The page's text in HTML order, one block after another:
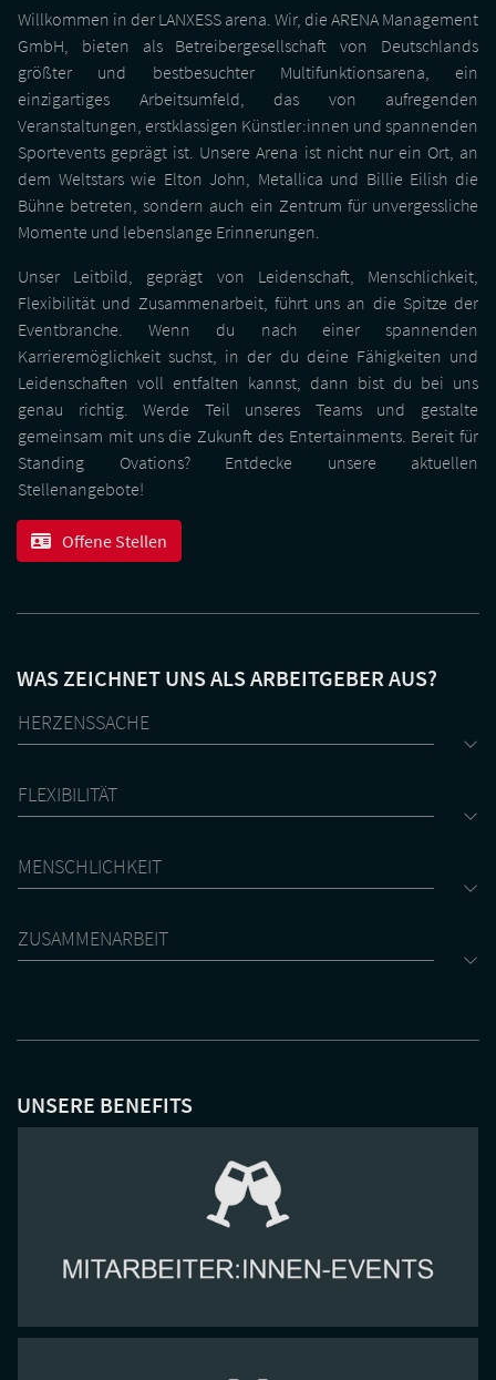
Willkommen in der LANXESS arena. Wir, die ARENA Management
GmbH, bieten als Betreibergesellschaft von Deutschlands
größter und bestbesuchter Multifunktionsarena, ein
einzigartiges Arbeitsumfeld, das von aufregenden
Veranstaltungen, erstklassigen Künstler:innen und spannenden
Sportevents geprägt ist. Unsere Arena ist nicht nur ein Ort, an
dem Weltstars wie Elton John, Metallica und Billie Eilish die
Bühne betreten, sondern auch ein Zentrum für unvergessliche
Momente und lebenslange Erinnerungen.
Unser Leitbild, geprägt von Leidenschaft, Menschlichkeit,
Flexibilität und Zusammenarbeit, führt uns an die Spitze der
Eventbranche. Wenn du nach einer spannenden
Karrieremöglichkeit suchst, in der du deine Fähigkeiten und
Leidenschaften voll entfalten kannst, dann bist du bei uns
genau richtig. Werde Teil unseres Teams und gestalte
gemeinsam mit uns die Zukunft des Entertainments. Bereit für
Standing Ovations? Entdecke unsere aktuellen
Stellenangebote!
Offene Stellen
WAS ZEICHNET UNS ALS ARBEITGEBER AUS?
HERZENSSACHE
FLEXIBILITÄT
MENSCHLICHKEIT
ZUSAMMENARBEIT
UNSERE BENEFITS